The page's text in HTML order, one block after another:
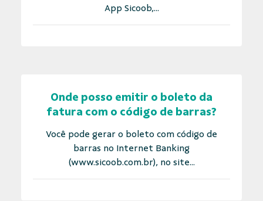
App Sicoob,...
Onde posso emitir o boleto da
fatura com o código de barras?
Você pode gerar o boleto com código de
barras no Internet Banking
(www.sicoob.com.br), no site...